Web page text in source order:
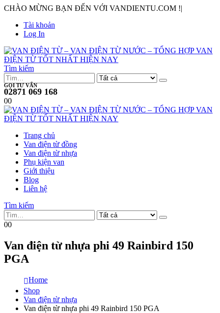
CHÀO MỪNG BẠN ĐẾN VỚI VANDIENTU.COM !|
Tài khoản
Log In
Tìm kiếm
GỌI TƯ VẤN
02871 069 168
00
Trang chủ
Van điện từ đồng
Van điện từ nhựa
Phụ kiện van
Giới thiệu
Blog
Liên hệ
Tìm kiếm
00
Van điện từ nhựa phi 49 Rainbird 150
PGA
Home
Shop
Van điện từ nhựa
Van điện từ nhựa phi 49 Rainbird 150 PGA